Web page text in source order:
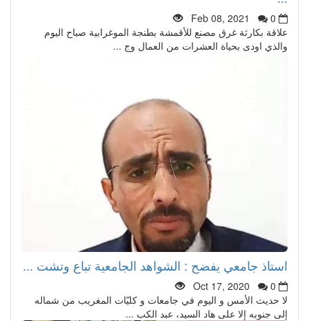
Feb 08, 2021
0
علاقة بكارثة غرق مصنع للأقمشة بطنجة الموغرابية صباح اليوم
والذي اودى بحياة العشرات من العمال وج ...
استاذ جامعي يفضح : الشواهد الجامعية تباع وتشت ...
Oct 17, 2020
0
لا حديث الأمس و اليوم في جامعات و كليّات المغريب من شماله
إلى جنوبه إلا على هاد السيد، عبد الكب ...